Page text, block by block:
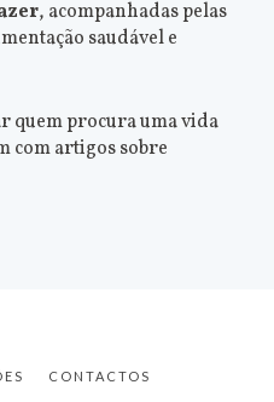
, acompanhadas pelas
saudável e
quem procura uma vida
com artigos sobre
CONTACTOS